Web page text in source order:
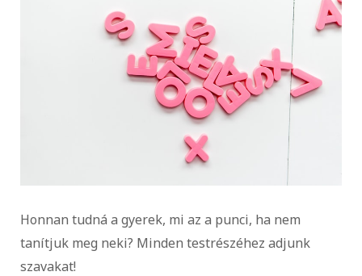
Honnan tudná a gyerek, mi az a punci, ha nem
tanítjuk meg neki? Minden testrészéhez adjunk
szavakat!